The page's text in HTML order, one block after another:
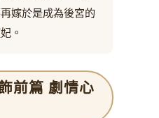
嫁於是成為後宮的
。
前篇 劇情心